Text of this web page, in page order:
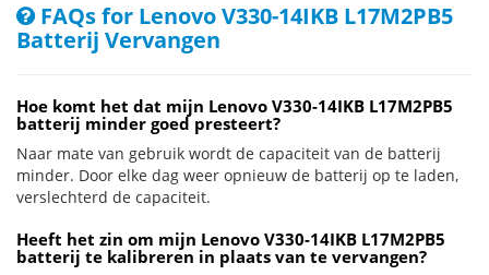
FAQs for Lenovo V330-14IKB L17M2PB5
Batterij Vervangen
Hoe komt het dat mijn Lenovo V330-14IKB L17M2PB5
batterij minder goed presteert?
Naar mate van gebruik wordt de capaciteit van de batterij
minder. Door elke dag weer opnieuw de batterij op te laden,
verslechterd de capaciteit.
Heeft het zin om mijn Lenovo V330-14IKB L17M2PB5
batterij te kalibreren in plaats van te vervangen?